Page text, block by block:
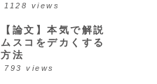
1128 views
【論文】本気で解説
ムスコをデカくする
方法
793 views